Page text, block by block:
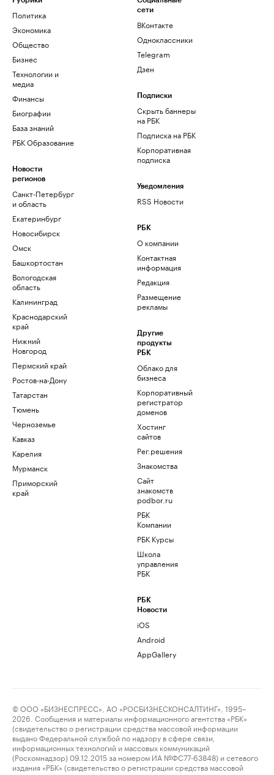
Политика
Экономика
Общество
Бизнес
Технологии и
медиа
Финансы
Биографии
База знаний
РБК Образование
Новости
регионов
Санкт-Петербург
и область
Екатеринбург
Новосибирск
Омск
Башкортостан
Вологодская
область
Калининград
Краснодарский
край
Нижний
Новгород
Пермский край
Ростов-на-Дону
Татарстан
Тюмень
Черноземье
Кавказ
Карелия
Мурманск
Приморский
край
сети
ВКонтакте
Одноклассники
Telegram
Дзен
Подписки
Скрыть баннеры
на РБК
Подписка на РБК
Корпоративная
подписка
Уведомления
RSS Новости
РБК
О компании
Контактная
информация
Редакция
Размещение
рекламы
Другие
продукты
РБК
Облако для
бизнеса
Корпоративный
регистратор
доменов
Хостинг
сайтов
Рег.решения
Знакомства
Сайт
знакомств
podbor.ru
РБК
Компании
РБК Курсы
Школа
управления
РБК
РБК
Новости
iOS
Android
AppGallery
© ООО «БИЗНЕСПРЕСС», АО «РОСБИЗНЕСКОНСАЛТИНГ», 1995–
2026. Сообщения и материалы информационного агентства «РБК»
(свидетельство о регистрации средства массовой информации
выдано Федеральной службой по надзору в сфере связи,
информационных технологий и массовых коммуникаций
(Роскомнадзор) 09.12.2015 за номером ИА №ФС77-63848) и сетевого
издания «РБК» (свидетельство о регистрации средства массовой